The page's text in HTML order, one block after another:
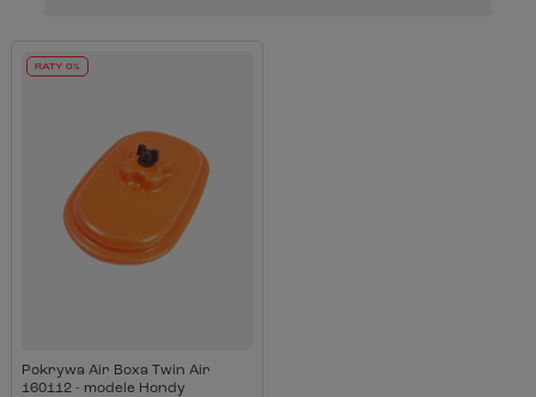
RATY 0%
Pokrywa Air Boxa Twin Air
160112 - modele Hondy